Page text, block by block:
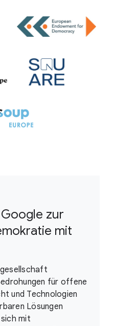
zur
mit
für offene
und Technologien
Lösungen
mit